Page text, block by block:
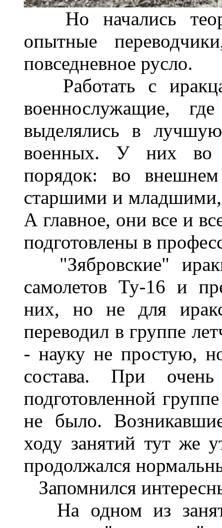
Но начались
опытные
повседневное русло.
Работать с
военнослужащие,
выделялись в
военных. У них во
порядок: во
старшими и младшими,
А главное, они все и
подготовлены в
"Зябровские"
самолетов Ту-16 и
них, но не для
переводил в группе
- науку не простую,
состава. При
подготовленной
не было.
ходу занятий тут же
продолжался
Запомнился
На одном из